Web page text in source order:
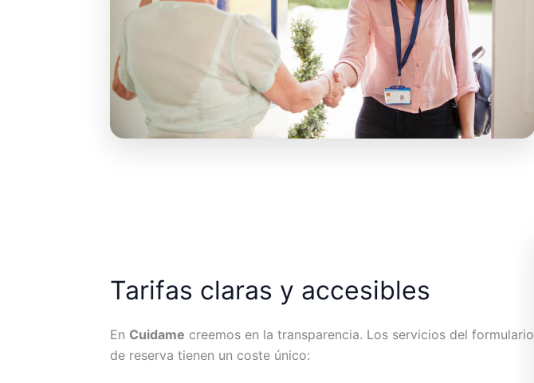
Tarifas claras y accesibles
En Cuidame creemos en la transparencia. Los servicios del formulario
de reserva tienen un coste único: